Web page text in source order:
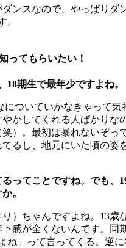
ンスなので、やっぱりダ
。
ってもらいたい！
期生で最年少ですよね。
ついていかなきゃって気
かしてくれる人ばかりな
）。最初は暴れないぞっ
るし、地元にいた頃の姿
ってことですね。でも、
。
）ちゃんですよね。13歳
感が全くないんです。同
ね」って言ってくる。逆に